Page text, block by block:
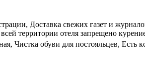
Доставка свежих газет и
территории отеля запрещено
Чистка обуви для постояльцев,